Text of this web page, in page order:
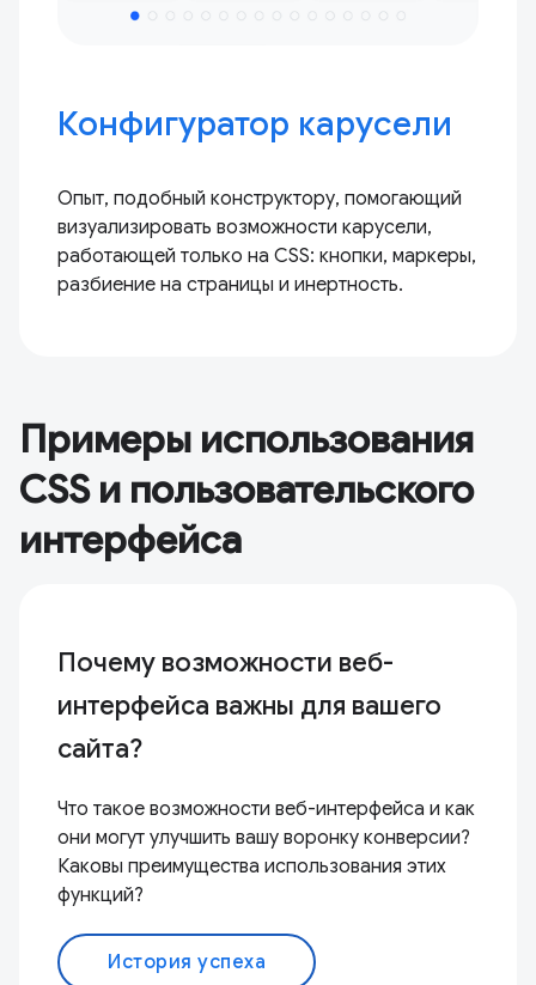
Конфигуратор карусели
Опыт, подобный конструктору, помогающий
визуализировать возможности карусели,
работающей только на CSS: кнопки, маркеры,
разбиение на страницы и инертность.
Примеры использования
CSS и пользовательского
интерфейса
Почему возможности веб-
интерфейса важны для вашего
сайта?
Что такое возможности веб-интерфейса и как
они могут улучшить вашу воронку конверсии?
Каковы преимущества использования этих
функций?
История успеха